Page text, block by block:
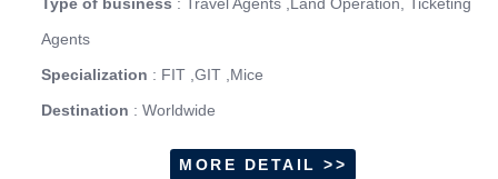
Type of business : Travel Agents ,Land Operation, Ticketing
Agents
Specialization : FIT ,GIT ,Mice
Destination : Worldwide
MORE DETAIL >>